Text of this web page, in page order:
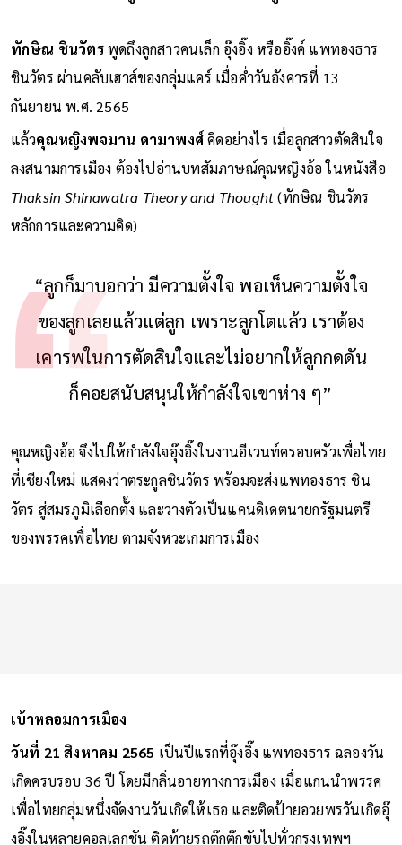
ทักษิณ ชินวัตรพูดถึงลูกสาวคนเล็ก อุ๊งอิ๊ง หรืออิ๊งค์ แพทองธาร
ชินวัตร ผ่านคลับเฮาส์ของกลุ่มแคร์ เมื่อค่ำวันอังคารที่ 13
กันยายน พ.ศ. 2565
แล้วคุณหญิงพจมาน ดามาพงศ์คิดอย่างไร เมื่อลูกสาวตัดสินใจ
ลงสนามการเมือง ต้องไปอ่านบทสัมภาษณ์คุณหญิงอ้อ ในหนังสือ
Thaksin Shinawatra Theory and Thought(ทักษิณ ชินวัตร
หลักการและความคิด)
“ลูกก็มาบอกว่า มีความตั้งใจ พอเห็นความตั้งใจ
ของลูกเลยแล้วแต่ลูก เพราะลูกโตแล้ว เราต้อง
เคารพในการตัดสินใจและไม่อยากให้ลูกกดดัน
ก็คอยสนับสนุนให้กำลังใจเขาห่าง ๆ”
คุณหญิงอ้อ จึงไปให้กำลังใจอุ๊งอิ๊งในงานอีเวนท์ครอบครัวเพื่อไทย
ที่เชียงใหม่ แสดงว่าตระกูลชินวัตร พร้อมจะส่งแพทองธาร ชิน
วัตร สู่สมรภูมิเลือกตั้ง และวางตัวเป็นแคนดิเดตนายกรัฐมนตรี
ของพรรคเพื่อไทย ตามจังหวะเกมการเมือง
เบ้าหลอมการเมือง
วันที่ 21 สิงหาคม 2565 เป็นปีแรกที่อุ๊งอิ๊ง แพทองธาร ฉลองวัน
เกิดครบรอบ 36 ปี โดยมีกลิ่นอายทางการเมือง เมื่อแกนนำพรรค
เพื่อไทยกลุ่มหนึ่งจัดงานวันเกิดให้เธอ และติดป้ายอวยพรวันเกิดอุ๊
งอิ๊งในหลายคอลเลกชัน ติดท้ายรถตุ๊กตุ๊กขับไปทั่วกรุงเทพฯ